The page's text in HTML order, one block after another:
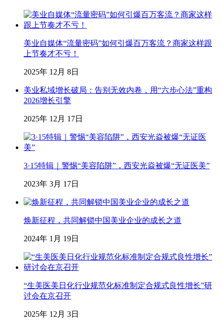
美业自媒体“流量密码”如何引爆百万客流？商家这样跟
上节奏才不亏！
2025年 12月 8日
美业私域增长破局：告别无效内卷，用“六步心法”重构
2026增长引擎
2025年 12月 17日
3·15特辑｜警惕“美容陷阱”，西安光焱被爆“无证医美”
2023年 3月 17日
焕新征程，共同解锁中国美业企业的成长之道
2024年 1月 19日
“生美医美日化行业规范化标准制定合规式良性增长”研
讨会在京召开
2025年 12月 3日